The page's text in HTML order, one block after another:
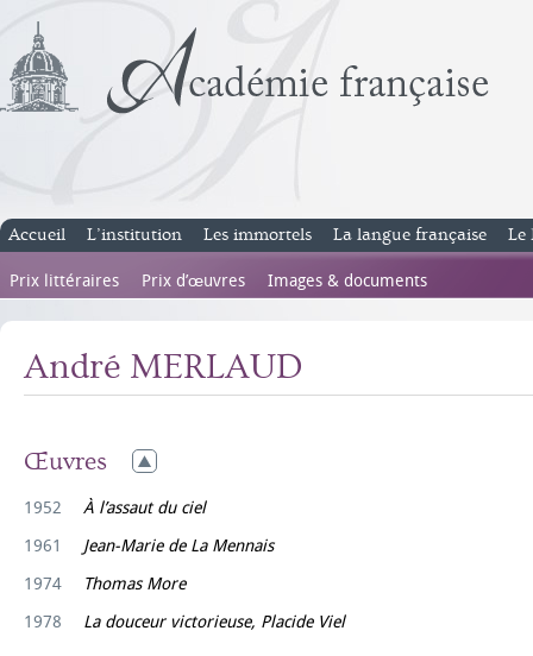
Accueil L’institution Les immortels La langue française Le
Prix littéraires Prix d’œuvres Images & documents
André MERLAUD
Œuvres
1952
À l’assaut du ciel
1961
Jean-Marie de La Mennais
1974
Thomas More
1978
La douceur victorieuse, Placide Viel